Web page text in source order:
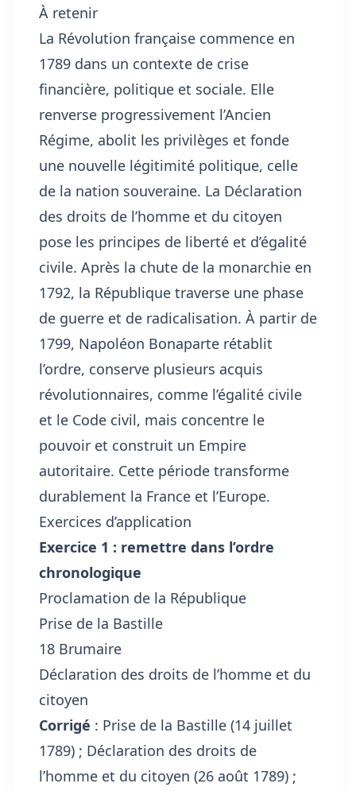
À retenir
La Révolution française commence en
1789 dans un contexte de crise
financière, politique et sociale. Elle
renverse progressivement l’Ancien
Régime, abolit les privilèges et fonde
une nouvelle légitimité politique, celle
de la nation souveraine. La Déclaration
des droits de l’homme et du citoyen
pose les principes de liberté et d’égalité
civile. Après la chute de la monarchie en
1792, la République traverse une phase
de guerre et de radicalisation. À partir de
1799, Napoléon Bonaparte rétablit
l’ordre, conserve plusieurs acquis
révolutionnaires, comme l’égalité civile
et le Code civil, mais concentre le
pouvoir et construit un Empire
autoritaire. Cette période transforme
durablement la France et l’Europe.
Exercices d’application
Exercice 1 : remettre dans l’ordre
chronologique
Proclamation de la République
Prise de la Bastille
18 Brumaire
Déclaration des droits de l’homme et du
citoyen
Corrigé : Prise de la Bastille (14 juillet
1789) ; Déclaration des droits de
l’homme et du citoyen (26 août 1789) ;